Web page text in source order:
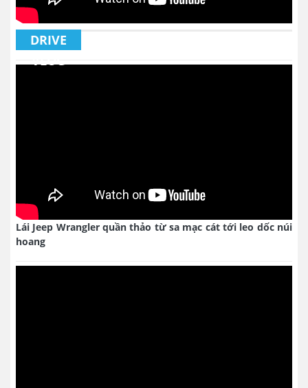
DRIVE
VLOG
Lái Jeep Wrangler quần thảo từ sa mạc cát tới leo dốc núi
hoang